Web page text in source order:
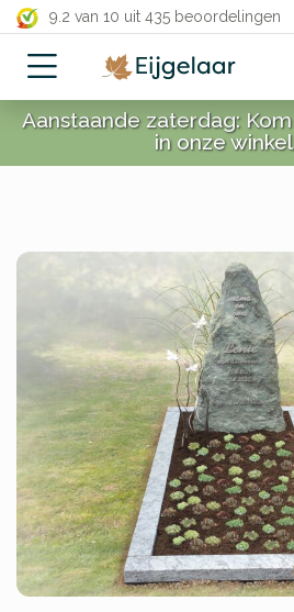
9.2 van 10 uit 435 beoordelingen
close
close
Aanstaande zaterdag:
in onze